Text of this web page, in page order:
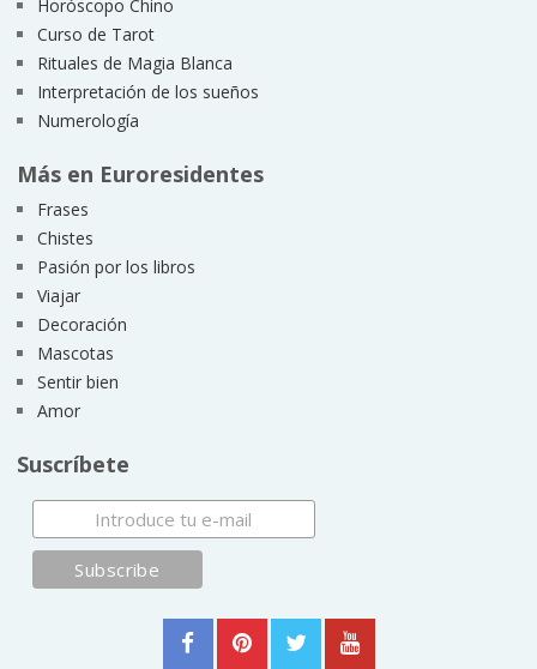
Horóscopo Chino
Curso de Tarot
Rituales de Magia Blanca
Interpretación de los sueños
Numerología
Más en Euroresidentes
Frases
Chistes
Pasión por los libros
Viajar
Decoración
Mascotas
Sentir bien
Amor
Suscríbete